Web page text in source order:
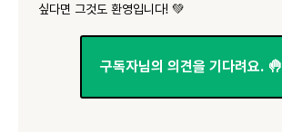
싶다면 그것도 환영입니다! 💚
구독자님의 의견을 기다려요. 🤚